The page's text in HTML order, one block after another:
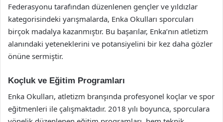
Federasyonu tarafından düzenlenen gençler ve yıldızlar
kategorisindeki yarışmalarda, Enka Okulları sporcuları
birçok madalya kazanmıştır. Bu başarılar, Enka’nın atletizm
alanındaki yeteneklerini ve potansiyelini bir kez daha gözler
önüne sermiştir.
Koçluk ve Eğitim Programları
Enka Okulları, atletizm branşında profesyonel koçlar ve spor
eğitmenleri ile çalışmaktadır. 2018 yılı boyunca, sporculara